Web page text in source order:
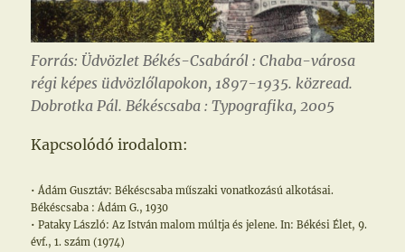
Forrás: Üdvözlet Békés-Csabáról : Chaba-városa
régi képes üdvözlőlapokon, 1897-1935. közread.
Dobrotka Pál. Békéscsaba : Typografika, 2005
Kapcsolódó irodalom:
• Ádám Gusztáv: Békéscsaba műszaki vonatkozású alkotásai.
Békéscsaba : Ádám G., 1930
• Pataky László: Az István malom múltja és jelene. In: Békési Élet, 9.
évf., 1. szám (1974)